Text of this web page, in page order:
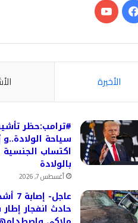
فيسبوك‫YouTube
الأخيرة
#ترامب:حظر
سياحة
اكتساب الجنسية
بالولادة
أغسطس 7, 2026
حادث انفجار